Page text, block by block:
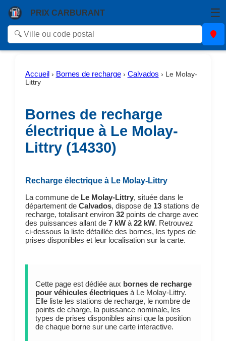
PRIX CARBURANT ☰
Accueil › Bornes de recharge› Calvados › Le Molay-
Littry
Bornes de recharge
électrique à Le Molay-
Littry (14330)
Recharge électrique à Le Molay-Littry
La commune de Le Molay-Littry, située dans le
département de Calvados, dispose de 13stations de
recharge, totalisant environ 32points de charge avec
des puissances allant de 7 kWà 22 kW. Retrouvez
ci-dessous la liste détaillée des bornes, les types de
prises disponibles et leur localisation sur la carte.
Cette page est dédiée aux bornes de recharge
pour véhicules électriquesà Le Molay-Littry.
Elle liste les stations de recharge, le nombre de
points de charge, la puissance nominale, les
types de prises disponibles ainsi que la position
de chaque borne sur une carte interactive.